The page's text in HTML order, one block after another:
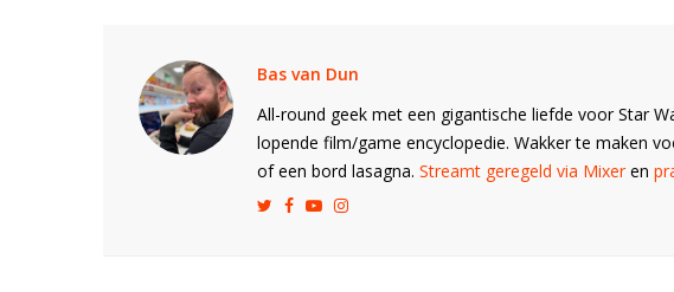
Bas van Dun
All-round geek met een gigantische liefde voor Star
lopende film/game encyclopedie. Wakker te maken
of een bord lasagna. Streamt geregeld via Mixeren